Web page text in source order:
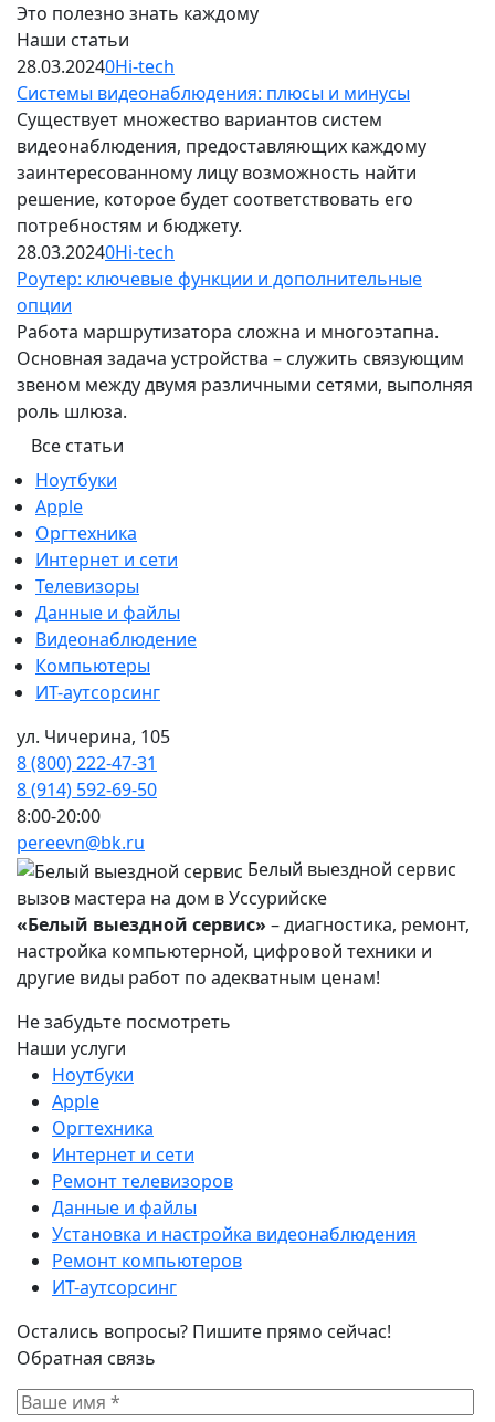
Это полезно знать каждому
Наши статьи
28.03.20240Hi-tech
Системы видеонаблюдения: плюсы и минусы
Существует множество вариантов систем
видеонаблюдения, предоставляющих каждому
заинтересованному лицу возможность найти
решение, которое будет соответствовать его
потребностям и бюджету.
28.03.20240Hi-tech
Роутер: ключевые функции и дополнительные
опции
Работа маршрутизатора сложна и многоэтапна.
Основная задача устройства – служить связующим
звеном между двумя различными сетями, выполняя
роль шлюза.
Все статьи
Ноутбуки
Apple
Оргтехника
Интернет и сети
Телевизоры
Данные и файлы
Видеонаблюдение
Компьютеры
ИТ-аутсорсинг
ул. Чичерина, 105
8 (800) 222-47-31
8 (914) 592-69-50
8:00-20:00
pereevn@bk.ru
Белый выездной сервис
вызов мастера на дом в Уссурийске
«Белый выездной сервис» – диагностика, ремонт,
настройка компьютерной, цифровой техники и
другие виды работ по адекватным ценам!
Не забудьте посмотреть
Наши услуги
Ноутбуки
Apple
Оргтехника
Интернет и сети
Ремонт телевизоров
Данные и файлы
Установка и настройка видеонаблюдения
Ремонт компьютеров
ИТ-аутсорсинг
Остались вопросы? Пишите прямо сейчас!
Обратная связь